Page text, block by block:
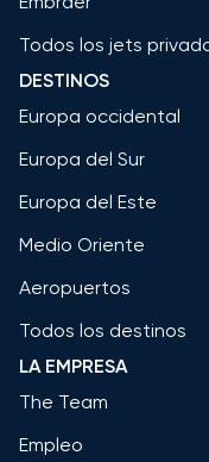
Todos los jets
DESTINOS
Europa occidental
Europa del Sur
Europa del Este
Medio Oriente
Aeropuertos
Todos los destinos
LA EMPRESA
The Team
Empleo